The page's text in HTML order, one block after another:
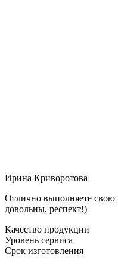
Ирина Криворотова
Отлично выполняете свою
довольны, респект!)
Качество продукции
Уровень сервиса
Срок изготовления